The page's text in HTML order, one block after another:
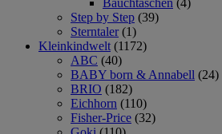
Bauchtaschen (4)
Step by Step (39)
Sterntaler (1)
Kleinkindwelt (1172)
ABC (40)
BABY born & Annabell (24)
BRIO (182)
Eichhorn (110)
Fisher-Price (32)